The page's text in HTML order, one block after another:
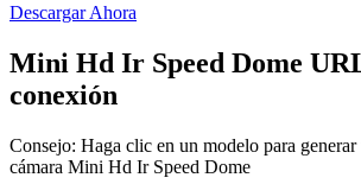
Descargar Ahora
Mini Hd Ir Speed Dome
conexión
Consejo: Haga clic en un modelo para
cámara Mini Hd Ir Speed Dome